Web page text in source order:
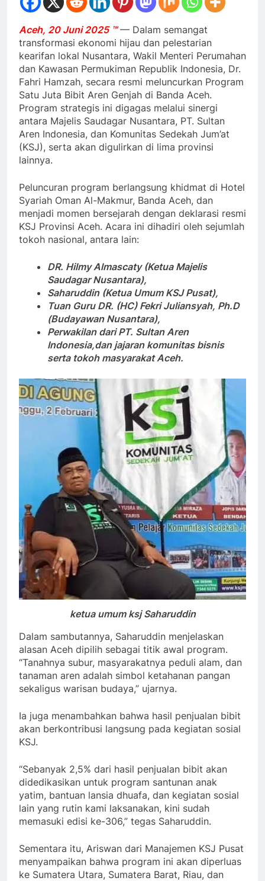
Aceh, 20 Juni 2025 ™— Dalam semangat
transformasi ekonomi hijau dan pelestarian
kearifan lokal Nusantara, Wakil Menteri Perumahan
dan Kawasan Permukiman Republik Indonesia, Dr.
Fahri Hamzah, secara resmi meluncurkan Program
Satu Juta Bibit Aren Genjah di Banda Aceh.
Program strategis ini digagas melalui sinergi
antara Majelis Saudagar Nusantara, PT. Sultan
Aren Indonesia, dan Komunitas Sedekah Jum’at
(KSJ), serta akan digulirkan di lima provinsi
lainnya.
Peluncuran program berlangsung khidmat di Hotel
Syariah Oman Al-Makmur, Banda Aceh, dan
menjadi momen bersejarah dengan deklarasi resmi
KSJ Provinsi Aceh. Acara ini dihadiri oleh sejumlah
tokoh nasional, antara lain:
DR. Hilmy Almascaty (Ketua Majelis
Saudagar Nusantara),
Saharuddin (Ketua Umum KSJ Pusat),
Tuan Guru DR. (HC) Fekri Juliansyah, Ph.D
(Budayawan Nusantara),
Perwakilan dari PT. Sultan Aren
Indonesia,dan jajaran komunitas bisnis
serta tokoh masyarakat Aceh.
ketua umum ksj Saharuddin
Dalam sambutannya, Saharuddin menjelaskan
alasan Aceh dipilih sebagai titik awal program.
“Tanahnya subur, masyarakatnya peduli alam, dan
tanaman aren adalah simbol ketahanan pangan
sekaligus warisan budaya,” ujarnya.
Ia juga menambahkan bahwa hasil penjualan bibit
akan berkontribusi langsung pada kegiatan sosial
KSJ.
“Sebanyak 2,5% dari hasil penjualan bibit akan
didedikasikan untuk program santunan anak
yatim, bantuan lansia dhuafa, dan kegiatan sosial
lain yang rutin kami laksanakan, kini sudah
memasuki edisi ke-306,” tegas Saharuddin.
Sementara itu, Ariswan dari Manajemen KSJ Pusat
menyampaikan bahwa program ini akan diperluas
ke Sumatera Utara, Sumatera Barat, Riau, dan